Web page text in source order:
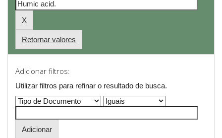
Retornar valores
Adicionar filtros:
Utilizar filtros para refinar o resultado de busca.